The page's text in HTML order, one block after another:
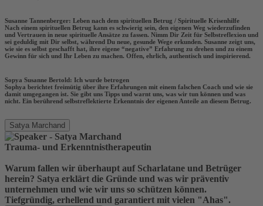
Susanne Tannenberger: Leben nach dem spirituellen Betrug / Spirituelle Krisenhilfe
Nach einem spirituellen Betrug kann es schwierig sein, den eigenen Weg wiederzufinden
und Vertrauen in neue spirituelle Ansätze zu fassen. Nimm Dir Zeit für Selbstreflexion und
sei geduldig mit Dir selbst, während Du neue, gesunde Wege erkunden. Susanne zeigt uns,
wie sie es selbst geschafft hat, ihre eigene “negative” Erfahrung zu drehen und zu einem
Gewinn für sich und Ihr Leben zu machen. Offen, ehrlich, authentisch und inspirierend.
Sopya Susanne Bertold: Ich wurde betrogen
Sophya berichtet freimütig über ihre Erfahrungen mit einem falschen Coach und wie sie
damit umgegangen ist. Sie gibt uns Tipps und warnt uns, was wir tun können und was
nicht. Ein berührend selbstreflektierte Erkenntnis der eigenen Anteile an diesem Betrug.
Satya Marchand
Trauma- und Erkenntnistherapeutin
Warum fallen wir überhaupt auf Scharlatane und Betrüger
herein? Satya erklärt die Gründe und was wir präventiv
unternehmen und wie wir uns so schützen können.
Tiefgründig, erhellend und garantiert mit vielen "Ahas".